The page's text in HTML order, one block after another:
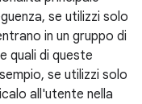
se utilizzi solo
in un gruppo di
quali di queste
se utilizzi solo
all'utente nella